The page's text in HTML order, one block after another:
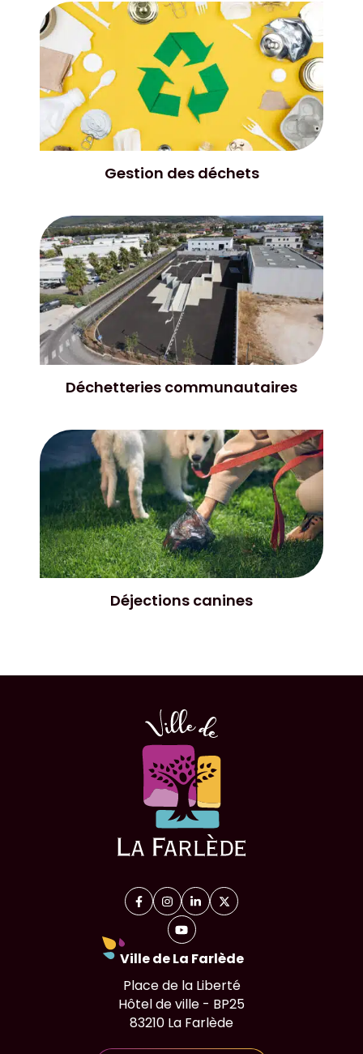
Liste des pages
Gestion des déchets
Déchetteries communautaires
Déjections canines
Facebook
(ouverture dans un nouvel onglet)
Instagram
(ouverture dans un nouvel onglet)
Linkedin
(ouverture dans un nouvel
X (Twitter)
(ouverture dans un
YouTube
(ouverture dans un nouvel
Ville de La Farlède
Place de la Liberté
Hôtel de ville - BP25
83210 La Farlède